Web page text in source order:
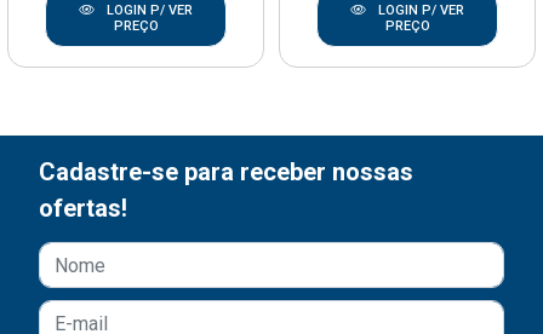
LOGIN P/ VER
PREÇO
LOGIN P/ VER
PREÇO
Cadastre-se para receber nossas
ofertas!